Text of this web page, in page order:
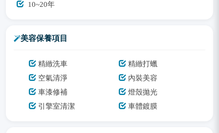
10~20年
美容保養項目
精緻洗車
精緻打蠟
空氣清淨
內裝美容
車漆修補
燈殼拋光
引擎室清潔
車體鍍膜